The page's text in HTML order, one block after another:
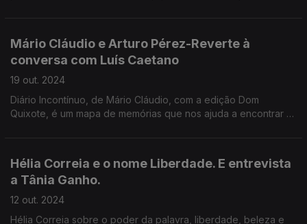
Mário Cláudio e Arturo Pérez-Reverte à
conversa com Luís Caetano
19 out. 2024
Diário Incontínuo, de Mário Cláudio, com a edição Dom
Quixote, é um mapa de memórias que nos ajuda a encontrar o
Hélia Correia e o nome Liberdade. E entrevista
a Tânia Ganho.
12 out. 2024
Hélia Correia sobre o poder da palavra, liberdade, beleza e